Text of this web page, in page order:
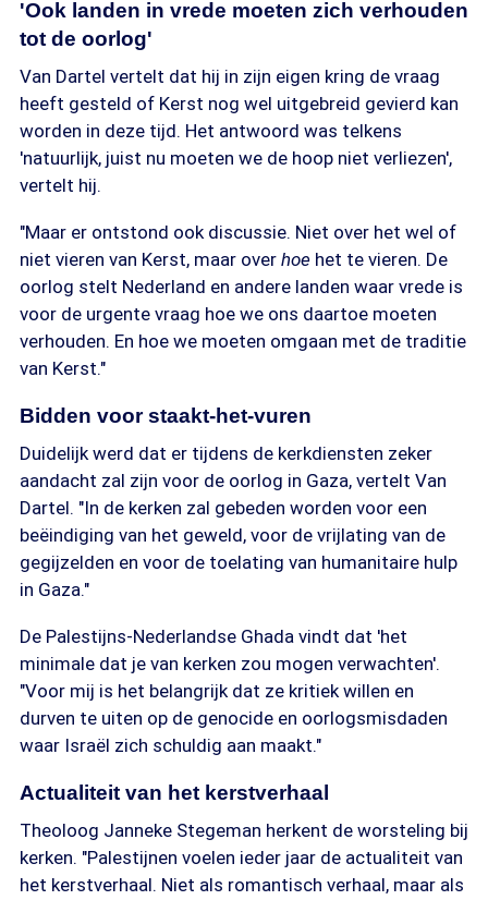
'Ook landen in vrede moeten zich verhouden
tot de oorlog'
Van Dartel vertelt dat hij in zijn eigen kring de vraag
heeft gesteld of Kerst nog wel uitgebreid gevierd kan
worden in deze tijd. Het antwoord was telkens
'natuurlijk, juist nu moeten we de hoop niet verliezen',
vertelt hij.
"Maar er ontstond ook discussie. Niet over het wel of
niet vieren van Kerst, maar over hoe het te vieren. De
oorlog stelt Nederland en andere landen waar vrede is
voor de urgente vraag hoe we ons daartoe moeten
verhouden. En hoe we moeten omgaan met de traditie
van Kerst."
Bidden voor staakt-het-vuren
Duidelijk werd dat er tijdens de kerkdiensten zeker
aandacht zal zijn voor de oorlog in Gaza, vertelt Van
Dartel. "In de kerken zal gebeden worden voor een
beëindiging van het geweld, voor de vrijlating van de
gegijzelden en voor de toelating van humanitaire hulp
in Gaza."
De Palestijns-Nederlandse Ghada vindt dat 'het
minimale dat je van kerken zou mogen verwachten'.
"Voor mij is het belangrijk dat ze kritiek willen en
durven te uiten op de genocide en oorlogsmisdaden
waar Israël zich schuldig aan maakt."
Actualiteit van het kerstverhaal
Theoloog Janneke Stegeman herkent de worsteling bij
kerken. "Palestijnen voelen ieder jaar de actualiteit van
het kerstverhaal. Niet als romantisch verhaal, maar als